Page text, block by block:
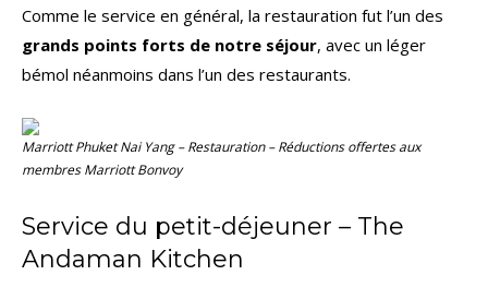
Comme le service en général, la restauration fut l’un des
grands points forts de notre séjour, avec un léger
bémol néanmoins dans l’un des restaurants.
Marriott Phuket Nai Yang – Restauration – Réductions offertes aux
membresMarriott Bonvoy
Service du petit-déjeuner – The
Andaman Kitchen